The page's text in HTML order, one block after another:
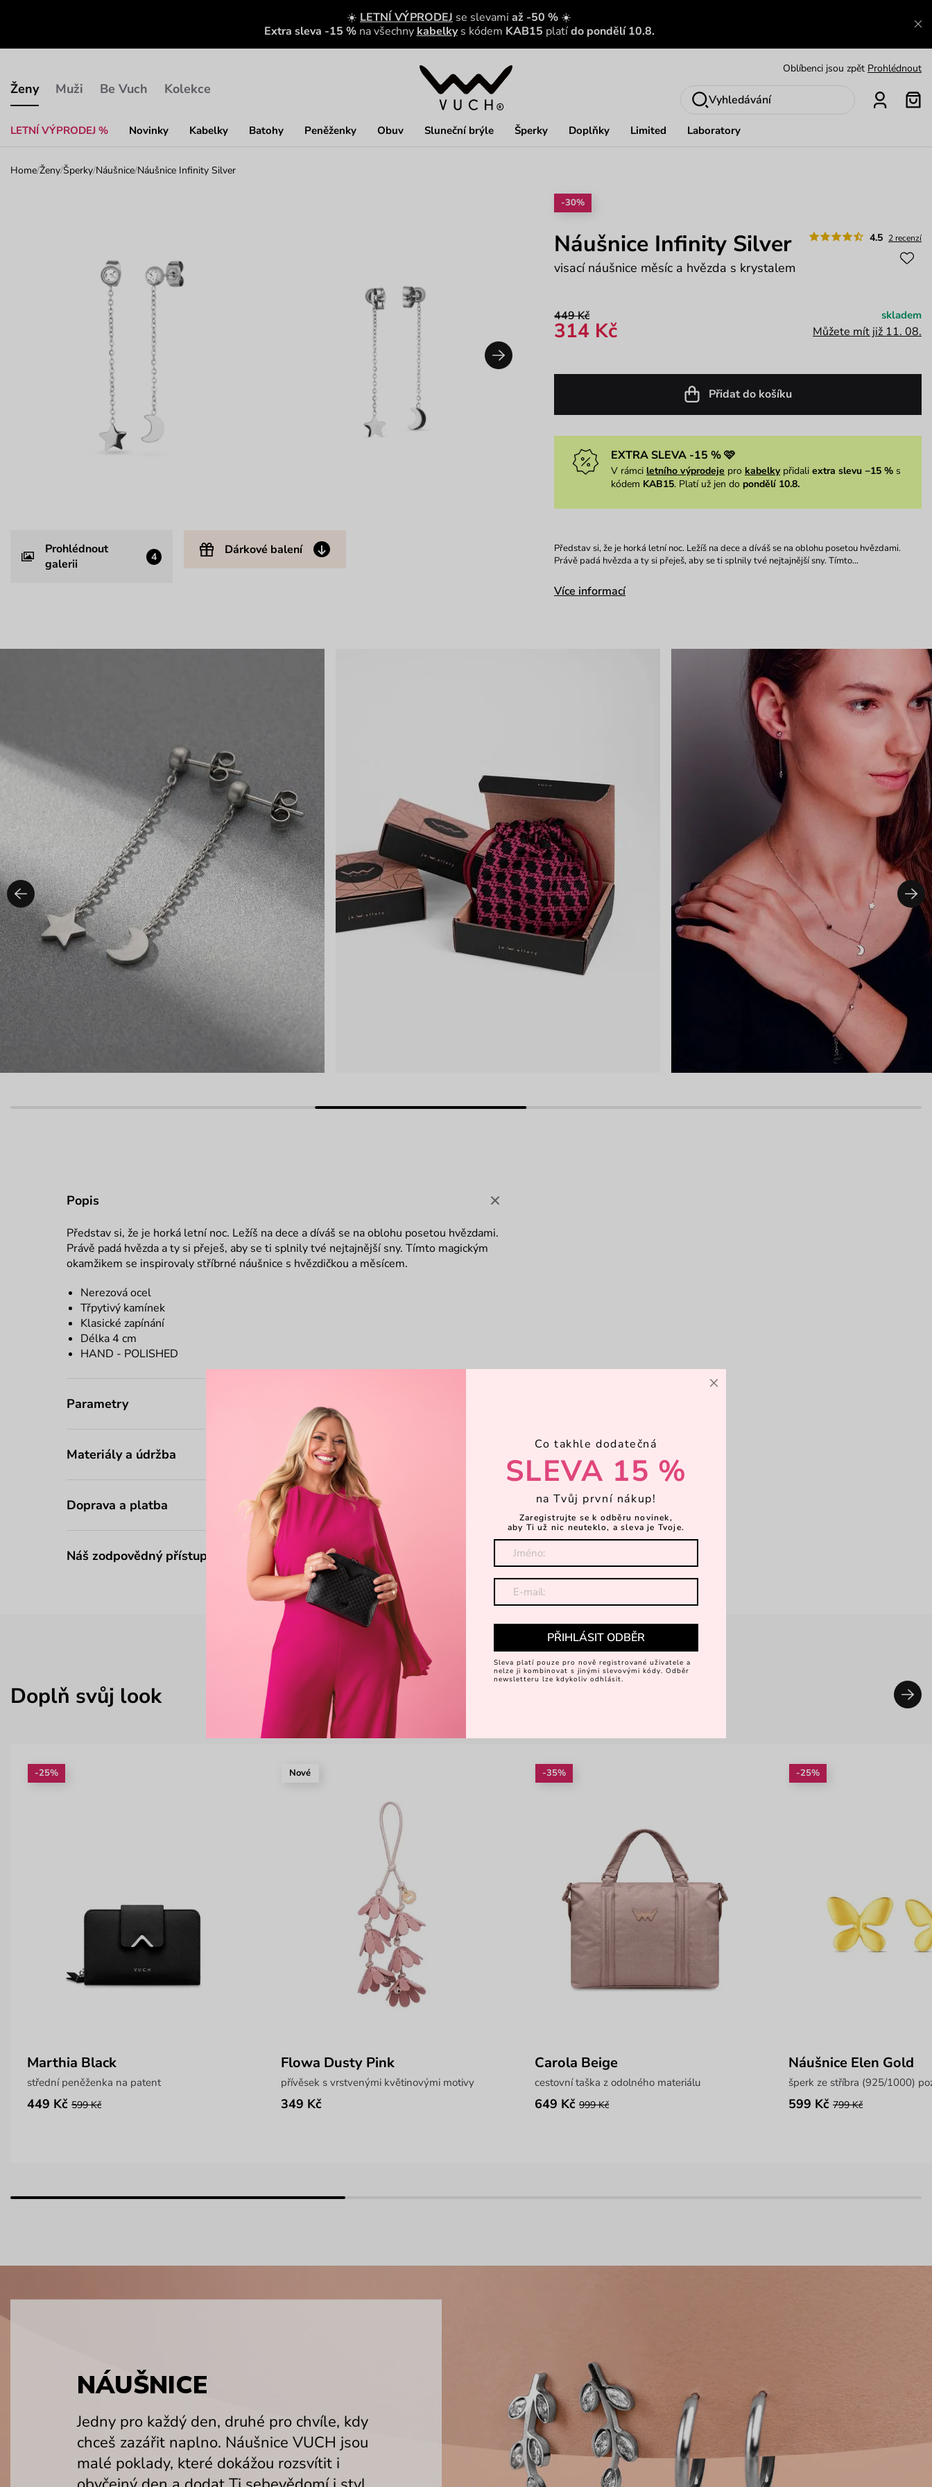
☀️ LETNÍ VÝPRODEJ se slevami až -50 % ☀️
Extra sleva -15 % na všechny kabelky s kódem KAB15 platído pondělí 10.8.
Ženy
LETNÍ VÝPRODEJ % Novinky Kabelky Batohy Peněženky Obuv Sluneční brýle Šperky Doplňky Limited Laboratory
Muži Be Vuch Kolekce
Oblíbenci jsou zpět Prohlédnout
Nech se inspirovat Ukázat
Vyhledávání
Home/Ženy/Šperky/Náušnice/Náušnice Infinity Silver
Prohlédnout
galerii
4 Dárkové balení
-30%
4.5 2 recenzí
Náušnice Infinity Silver
visací náušnice měsíc a hvězda s krystalem
449 Kč
314 Kč
skladem
Můžete mít již 11. 08.
Přidat do košíku
EXTRA SLEVA -15 % 🩷
V rámci letního výprodeje pro kabelkypřidali extra slevu −15 %s
kódem KAB15. Platí už jen do pondělí 10.8.
Představ si, že je horká letní noc. Ležíš na dece a díváš se na oblohu posetou hvězdami.
Právě padá hvězda a ty si přeješ, aby se ti splnily tvé nejtajnější sny. Tímto…
Více informací
Popis
Představ si, že je horká letní noc. Ležíš na dece a díváš se na oblohu posetou hvězdami.
Právě padá hvězda a ty si přeješ, aby se ti splnily tvé nejtajnější sny. Tímto magickým
okamžikem se inspirovaly stříbrné náušnice s hvězdičkou a měsícem.
Nerezová ocel
Třpytivý kamínek
Klasické zapínání
Délka 4 cm
HAND - POLISHED
Parametry
Materiály a údržba
Doprava a platba
Náš zodpovědný přístup
Doplň svůj look
-25%
Marthia Black
střední peněženka na patent
449 Kč 599 Kč
Nové
Flowa Dusty Pink
přívěsek s vrstvenými květinovými motivy
349 Kč
-35%
Carola Beige
cestovní taška z odolného materiálu
649 Kč 999 Kč
-25%
Náušnice Elen Gold
599 Kč 799 Kč
NÁUŠNICE
Jedny pro každý den, druhé pro chvíle, kdy
chceš zazářit naplno. Náušnice VUCH jsou
malé poklady, které dokážou rozsvítit i
×
Co takhle dodatečná
SLEVA 15 %
na Tvůj první nákup!
Zaregistrujte se k odběru novinek,
aby Ti už nic neuteklo, a sleva je Tvoje.
PŘIHLÁSIT ODBĚR
Sleva platí pouze pro nově registrované uživatele a
nelze ji kombinovat s jinými slevovými kódy. Odběr
newsletteru lze kdykoliv odhlásit.